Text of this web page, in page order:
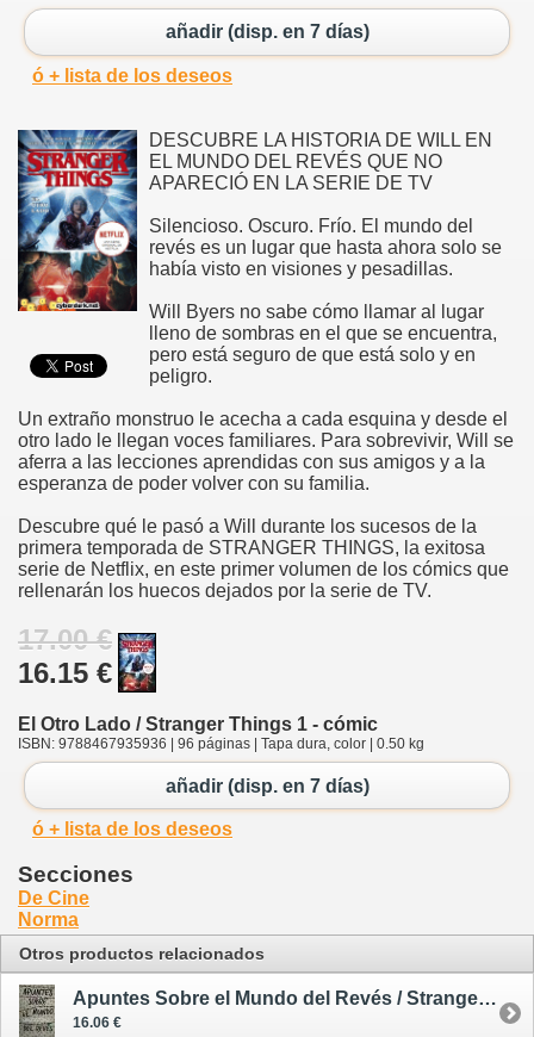
añadir (disp. en 7 días)
ó + lista de los deseos
DESCUBRE LA HISTORIA DE WILL EN
EL MUNDO DEL REVÉS QUE NO
APARECIÓ EN LA SERIE DE TV
Silencioso. Oscuro. Frío. El mundo del
revés es un lugar que hasta ahora solo se
había visto en visiones y pesadillas.
Will Byers no sabe cómo llamar al lugar
lleno de sombras en el que se encuentra,
pero está seguro de que está solo y en
peligro.
Un extraño monstruo le acecha a cada esquina y desde el
otro lado le llegan voces familiares. Para sobrevivir, Will se
aferra a las lecciones aprendidas con sus amigos y a la
esperanza de poder volver con su familia.
Descubre qué le pasó a Will durante los sucesos de la
primera temporada de STRANGER THINGS, la exitosa
serie de Netflix, en este primer volumen de los cómics que
rellenarán los huecos dejados por la serie de TV.
17.00 €
16.15 €
El Otro Lado / Stranger Things 1 - cómic
ISBN: 9788467935936 | 96 páginas | Tapa dura, color | 0.50 kg
añadir (disp. en 7 días)
ó + lista de los deseos
Secciones
De Cine
Norma
Otros productos relacionados
Apuntes Sobre el Mundo del Revés / Stranger Things
16.06 €